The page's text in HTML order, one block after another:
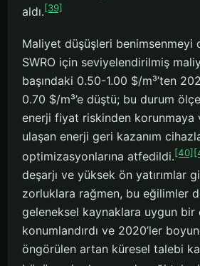
aldı.[39]
Maliyet düşüşleri benimsenmeyi
SWRO için seviyelendirilmiş
başındaki 0.50-1.00 $/m³’ten
0.70 $/m³’e düştü; bu durum
enerji fiyat riskinden korunmaya
ulaşan enerji geri kazanım
optimizasyonlarına atfedildi.[40]
deşarjı ve yüksek ön yatırımlar
zorluklara rağmen, bu eğilimler
geleneksel kaynaklara uygun bir
konumlandırdı ve 2020’ler
öngörülen artan küresel talebi